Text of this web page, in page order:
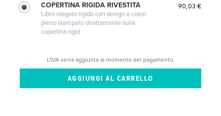
COPERTINA RIGIDA RIVESTITA
Libro rilegato rigido con design a colori
pieno stampato direttamente sulla
copertina rigid
90,03 €
L'IVA verrà aggiunta al momento del pagamento.